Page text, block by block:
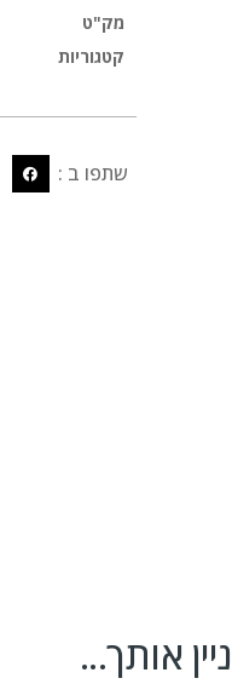
מק"ט
קטגוריות
שתפו ב :
אותך...